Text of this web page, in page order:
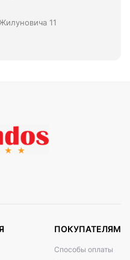
11
ПОКУПАТЕЛЯМ
Способы оплаты